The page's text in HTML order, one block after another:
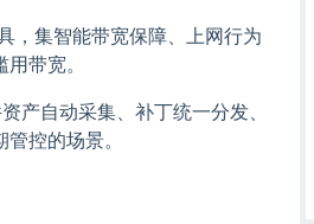
，集智能带宽保障、上网行为
带宽。
产自动采集、补丁统一分发、
控的场景。